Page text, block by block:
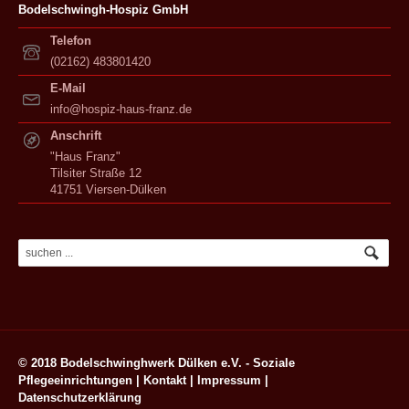
Bodelschwingh-Hospiz GmbH
Telefon
(02162) 483801420
E-Mail
info@hospiz-haus-franz.de
Anschrift
"Haus Franz"
Tilsiter Straße 12
41751 Viersen-Dülken
© 2018 Bodelschwinghwerk Dülken e.V. - Soziale
Pflegeeinrichtungen | Kontakt | Impressum |
Datenschutzerklärung